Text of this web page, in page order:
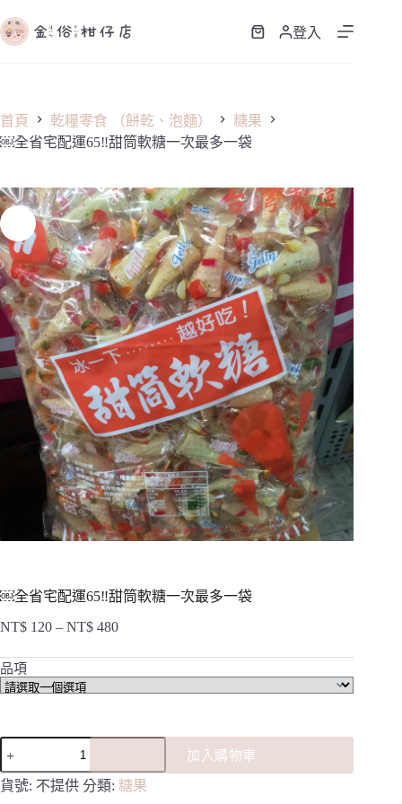
至
容
購
登入
首頁 乾糧零食 （餅乾、泡麵）
糖果
￼全省宅配運65‼️甜筒軟糖一次最多一袋
￼全省宅配運65‼️甜筒軟糖一次最多一袋
NT$ 120 – NT$ 480價
範
圍：
品項
￼
全
省
加入購物車
貨號: 不提供 分類: 糖果